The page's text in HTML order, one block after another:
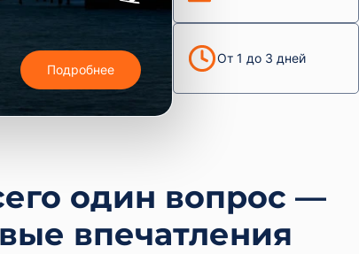
Подробнее
От 1 до 3 дней
один вопрос —
впечатления